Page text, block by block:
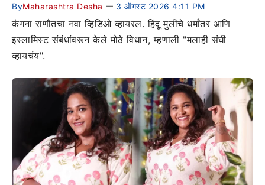
ByMaharashtra Desha — 3 ऑगस्ट 2026 4:11 PM
कंगना राणौतचा नवा व्हिडिओ व्हायरल. हिंदू मुलींचे धर्मांतर आणि
इस्लामिस्ट संबंधांवरून केले मोठे विधान, म्हणाली "मलाही संघी
व्हायचंय".